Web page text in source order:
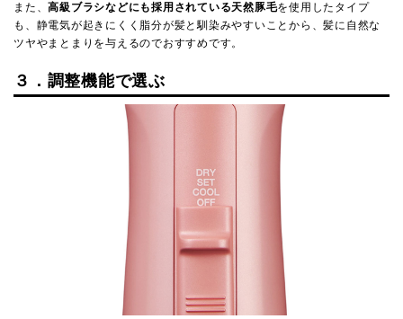
また、高級ブラシなどにも採用されている天然豚毛を使用したタイプ
も、静電気が起きにくく脂分が髪と馴染みやすいことから、髪に自然な
ツヤやまとまりを与えるのでおすすめです。
３．調整機能で選ぶ